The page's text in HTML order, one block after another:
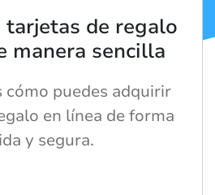
tarjetas de regalo
manera sencilla
cómo puedes adquirir
en línea de forma
y segura.